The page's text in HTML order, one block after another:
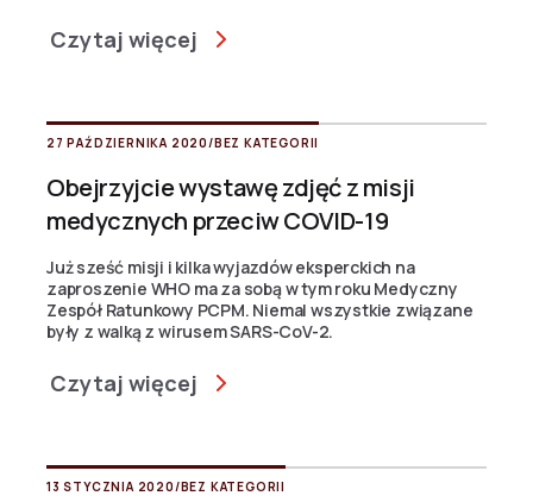
Czytaj więcej
27 PAŹDZIERNIKA 2020 /BEZ KATEGORII
Obejrzyjcie wystawę zdjęć z misji
medycznych przeciw COVID-19
Już sześć misji i kilka wyjazdów eksperckich na
zaproszenie WHO ma za sobą w tym roku Medyczny
Zespół Ratunkowy PCPM. Niemal wszystkie związane
były z walką z wirusem SARS-CoV-2.
Czytaj więcej
13 STYCZNIA 2020 /BEZ KATEGORII